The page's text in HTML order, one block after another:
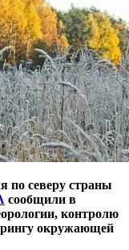
по северу страны
сообщили в
контролю
окружающей